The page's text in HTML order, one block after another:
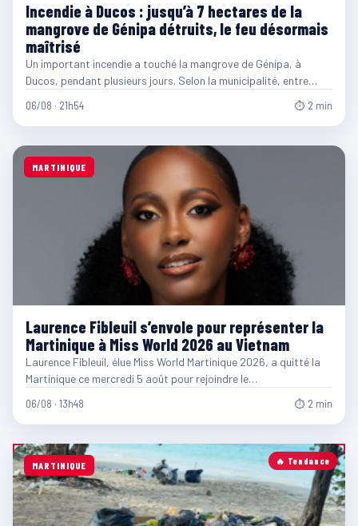
Incendie à Ducos : jusqu’à 7 hectares de la
mangrove de Génipa détruits, le feu désormais
maîtrisé
Un important incendie a touché la mangrove de Génipa, à
Ducos, pendant plusieurs jours. Selon la municipalité, entre…
06/08 · 21h54 ⏱ 2 min
MARTINIQUE
Laurence Fibleuil s’envole pour représenter la
Martinique à Miss World 2026 au Vietnam
Laurence Fibleuil, élue Miss World Martinique 2026, a quitté la
Martinique ce mercredi 5 août pour rejoindre le…
06/08 · 13h48 ⏱ 2 min
🔥 Tendance
MARTINIQUE